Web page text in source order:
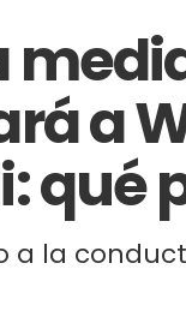
a
qué
a la